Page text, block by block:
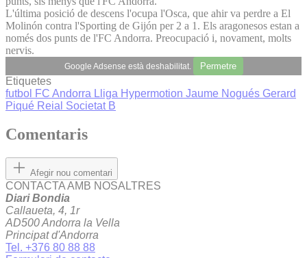
L'última posició de descens l'ocupa l'Osca, que ahir va perdre a El
Molinón contra l'Sporting de Gijón per 2 a 1. Els aragonesos estan a
només dos punts de l'FC Andorra. Preocupació i, novament, molts
nervis.
Google Adsense està deshabilitat. Permetre
Etiquetes
futbol FC Andorra Lliga Hypermotion Jaume Nogués Gerard
Piqué Reial Societat B
Comentaris
Afegir nou comentari
CONTACTA AMB NOSALTRES
Diari Bondia
Callaueta, 4, 1r
AD500 Andorra la Vella
Principat d'Andorra
Tel. +376 80 88 88